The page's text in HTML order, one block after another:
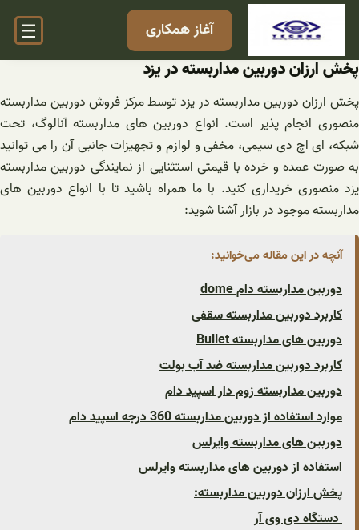
رفتن
آغاز همکاری
پخش ارزان دوربین مداربسته در یزد
پخش ارزان دوربین مداربسته در یزد توسط مرکز فروش دوربین مداربسته
منصوری انجام پذیر است. انواع دوربین های مداربسته آنالوگ، تحت
شبکه، ای اچ دی سیمی، مخفی و لوازم و تجهیزات جانبی آن را می توانید
به صورت عمده و خرده با قیمتی استثنایی از نمایندگی دوربین مداربسته
یزد منصوری خریداری کنید. با ما همراه باشید تا با انواع دوربین های
مداربسته موجود در بازار آشنا شوید:
آنچه در این مقاله می‌خوانید:
دوربین مداربسته دام dome
کاربرد دوربین مداربسته سقفی
دوربین های مداربسته Bullet
کاربرد دوربین مداربسته ضد آب بولت
دوربین مداربسته زوم دار اسپید دام
موارد استفاده از دوربین مداربسته 360 درجه اسپید دام
دوربین های مداربسته وایرلس
استفاده از دوربین های مداربسته وایرلس
پخش ارزان دوربین مداربسته:
دستگاه دی وی آر